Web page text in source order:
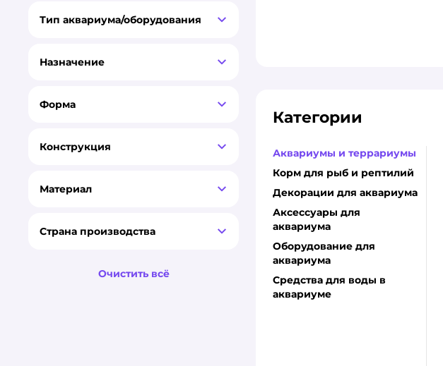
Категории
Аквариумы и террариумы
Корм для рыб и рептилий
Декорации для аквариума
Аксессуары для
аквариума
Оборудование для
аквариума
Средства для воды в
аквариуме
Тип аквариума/оборудования
Назначение
Форма
Конструкция
Материал
Страна производства
Очистить всё